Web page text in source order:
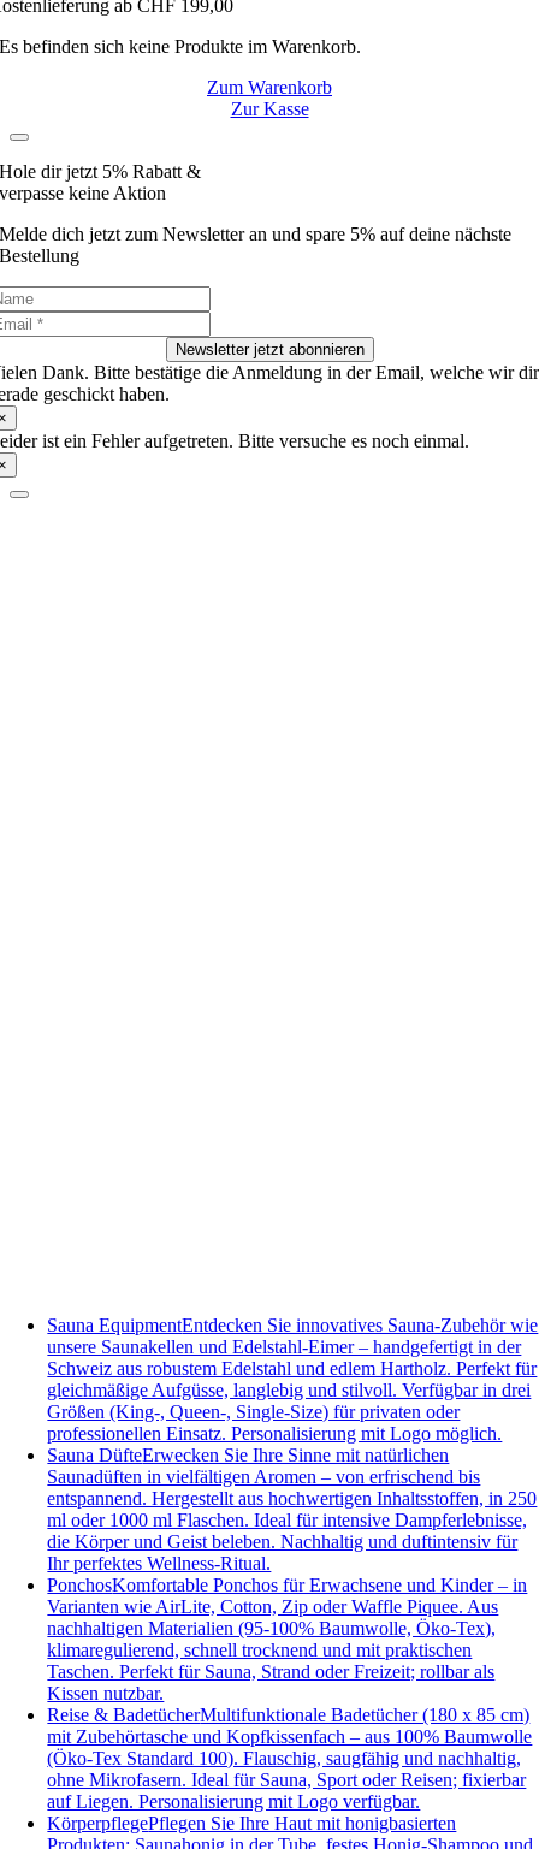
ab CHF 199,00
Es befinden sich keine Produkte im Warenkorb.
Zum Warenkorb
Zur Kasse
Hole dir jetzt 5% Rabatt &
verpasse keine Aktion
Melde dich jetzt zum Newsletter an und spare 5% auf deine nächste
Bestellung
Newsletter jetzt abonnieren
Dank. Bitte bestätige die Anmeldung in der Email, welche wir dir
geschickt haben.
ist ein Fehler aufgetreten. Bitte versuche es noch einmal.
Sauna EquipmentEntdecken Sie innovatives Sauna-Zubehör wie
unsere Saunakellen und Edelstahl-Eimer – handgefertigt in der
Schweiz aus robustem Edelstahl und edlem Hartholz. Perfekt für
gleichmäßige Aufgüsse, langlebig und stilvoll. Verfügbar in drei
Größen (King-, Queen-, Single-Size) für privaten oder
professionellen Einsatz. Personalisierung mit Logo möglich.
Sauna DüfteErwecken Sie Ihre Sinne mit natürlichen
Saunadüften in vielfältigen Aromen – von erfrischend bis
entspannend. Hergestellt aus hochwertigen Inhaltsstoffen, in 250
ml oder 1000 ml Flaschen. Ideal für intensive Dampferlebnisse,
die Körper und Geist beleben. Nachhaltig und duftintensiv für
Ihr perfektes Wellness-Ritual.
PonchosKomfortable Ponchos für Erwachsene und Kinder – in
Varianten wie AirLite, Cotton, Zip oder Waffle Piquee. Aus
nachhaltigen Materialien (95-100% Baumwolle, Öko-Tex),
klimaregulierend, schnell trocknend und mit praktischen
Taschen. Perfekt für Sauna, Strand oder Freizeit; rollbar als
Kissen nutzbar.
Reise & BadetücherMultifunktionale Badetücher (180 x 85 cm)
mit Zubehörtasche und Kopfkissenfach – aus 100% Baumwolle
(Öko-Tex Standard 100). Flauschig, saugfähig und nachhaltig,
ohne Mikrofasern. Ideal für Sauna, Sport oder Reisen; fixierbar
auf Liegen. Personalisierung mit Logo verfügbar.
KörperpflegePflegen Sie Ihre Haut mit honigbasierten
Produkten: Saunahonig in der Tube, festes Honig-Shampoo und